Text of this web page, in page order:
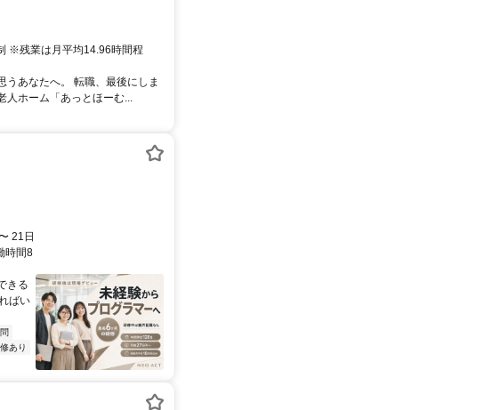
※残業は月平均14.96時間程
あなたへ。 転職、最後にしま
人ホーム「あっとほーむ...
21日
時間8
きる
ばい
あり